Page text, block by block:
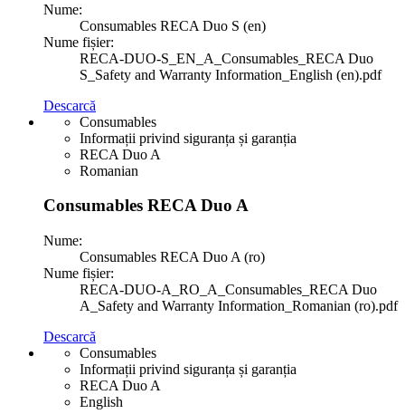
Nume:
Consumables RECA Duo S (en)
Nume fișier:
RECA-DUO-S_EN_A_Consumables_RECA Duo
S_Safety and Warranty Information_English (en).pdf
Descarcă
Consumables
Informații privind siguranța și garanția
RECA Duo A
Romanian
Consumables RECA Duo A
Nume:
Consumables RECA Duo A (ro)
Nume fișier:
RECA-DUO-A_RO_A_Consumables_RECA Duo
A_Safety and Warranty Information_Romanian (ro).pdf
Descarcă
Consumables
Informații privind siguranța și garanția
RECA Duo A
English